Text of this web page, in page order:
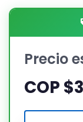
Precio
COP